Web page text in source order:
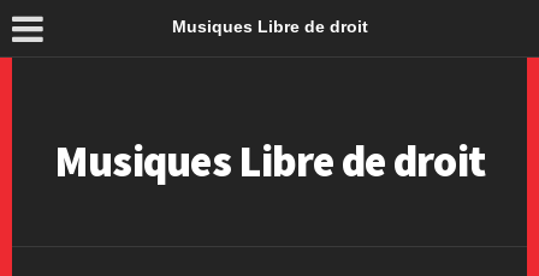
Musiques Libre de droit
Musiques Libre de droit